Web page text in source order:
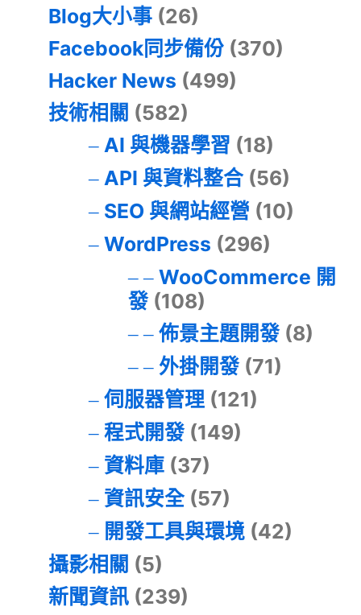
Blog大小事 (26)
Facebook同步備份 (370)
Hacker News (499)
技術相關 (582)
AI 與機器學習 (18)
API 與資料整合(56)
SEO 與網站經營 (10)
WordPress (296)
WooCommerce 開
發(108)
佈景主題開發(8)
外掛開發(71)
伺服器管理(121)
程式開發(149)
資料庫(37)
資訊安全(57)
開發工具與環境(42)
攝影相關 (5)
新聞資訊 (239)